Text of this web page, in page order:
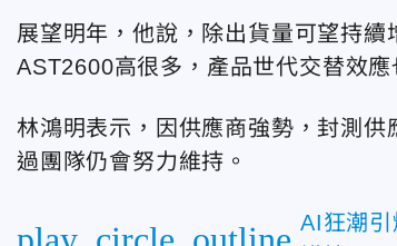
展望明年，他說，除出貨量可望持
AST2600高很多，產品世代交替效
林鴻明表示，因供應商強勢，封測
過團隊仍會努力維持。
AI狂潮